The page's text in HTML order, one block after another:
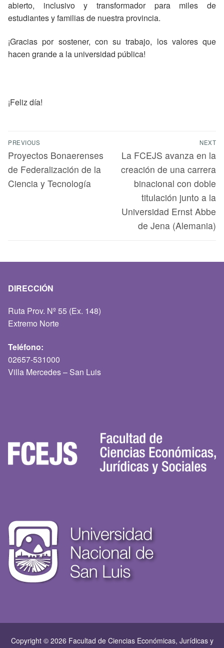
abierto, inclusivo y transformador para miles de
estudiantes y familias de nuestra provincia.
¡Gracias por sostener, con su trabajo, los valores que
hacen grande a la universidad pública!
¡Feliz día!
PREVIOUS
Proyectos Bonaerenses
de Federalización de la
Ciencia y Tecnología
NEXT
La FCEJS avanza en la
creación de una carrera
binacional con doble
titulación junto a la
Universidad Ernst Abbe
de Jena (Alemania)
DIRECCIÓN
Ruta Prov. Nº 55 (Ex. 148)
Extremo Norte
Teléfono:
02657-531000
Villa Mercedes – San Luis
Copyright © 2026 Facultad de Ciencias Económicas, Jurí­dicas y